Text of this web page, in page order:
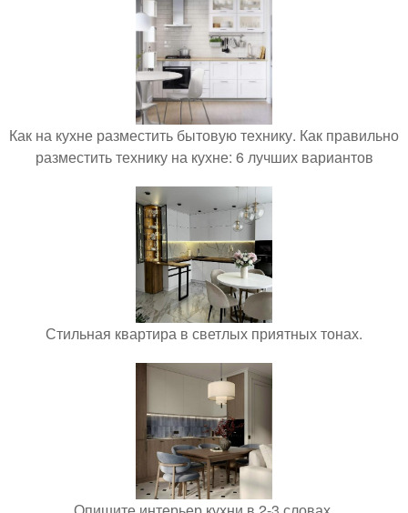
Как на кухне разместить бытовую технику. Как правильно
разместить технику на кухне: 6 лучших вариантов
Стильная квартира в светлых приятных тонах.